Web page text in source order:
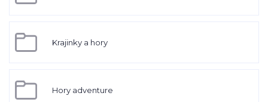
Krajinky a hory
Hory adventure